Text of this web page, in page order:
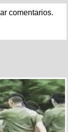
comentarios.